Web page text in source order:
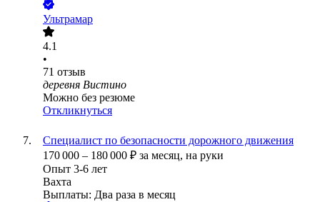
Ультрамар
4.1
•
71 отзыв
деревня Вистино
Можно без резюме
Откликнуться
Специалист по безопасности дорожного движения
170 000 – 180 000 ₽ за месяц, на руки
Опыт 3-6 лет
Вахта
Выплаты: Два раза в месяц